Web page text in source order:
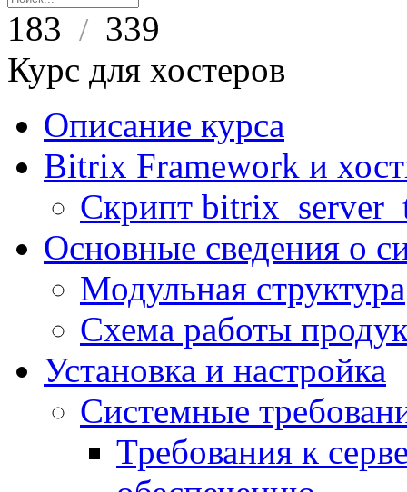
183 / 339
Курс для хостеров
Описание курса
Bitrix Framework и
Скрипт
Основные сведения о
Модульная структура
Схема работы
Установка и настройка
Системные
Требования к